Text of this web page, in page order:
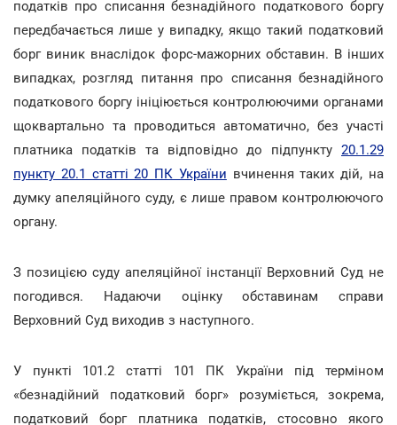
податків про списання безнадійного податкового боргу
передбачається лише у випадку, якщо такий податковий
борг виник внаслідок форс-мажорних обставин. В інших
випадках, розгляд питання про списання безнадійного
податкового боргу ініціюється контролюючими органами
щоквартально та проводиться автоматично, без участі
платника податків та відповідно до підпункту 20.1.29
пункту 20.1 статті 20 ПК України вчинення таких дій, на
думку апеляційного суду, є лише правом контролюючого
органу.
З позицією суду апеляційної інстанції Верховний Суд не
погодився. Надаючи оцінку обставинам справи
Верховний Суд виходив з наступного.
У пункті 101.2 статті 101 ПК України під терміном
«безнадійний податковий борг» розуміється, зокрема,
податковий борг платника податків, стосовно якого